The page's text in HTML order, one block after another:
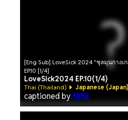
[Eng Sub] LoveSick 2024 "ชุลมุนกางเก
EP.10 [1/4]
LoveSick2024 EP.10(1/4)
Thai (Thailand) Japanese (Japan)
captioned by NINI